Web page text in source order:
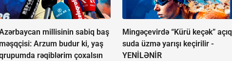
millisinin sabiq baş
məşqçisi: Arzum budur ki, yaş
rəqiblərim çoxalsın
Mingəçevirdə “Kürü keçək” açıq
suda üzmə yarışı keçirilir -
YENİLƏNİR